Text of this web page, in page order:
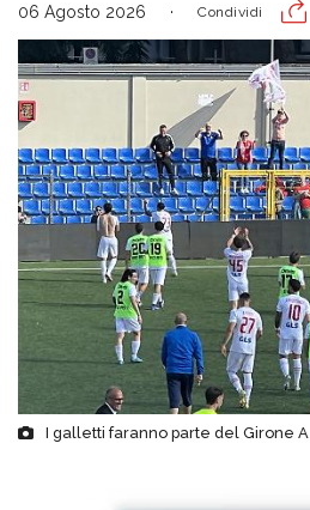
06 Agosto 2026 Condividi
I galletti faranno parte del Girone A